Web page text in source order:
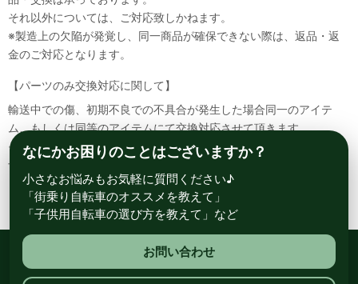
それ以外については、ご対応致しかねます。
※製造上の欠陥が発覚し、同一商品が確保できない際は、返品・返
金のご対応となります。
【パーツのみ交換対応に関して】
輸送中での傷、初期不良での不具合が発生した場合同一のアイテ
ム、もしくは同等のアイテムにて交換対応させて頂きます。
その場合該当部品を着払いにて返送して頂く必要が御座いますので
予めご了承ください。
総合自転車専門店 サイクルスポット ル・サイク
なにかお困りのことはございますか？
小さなお悩みもお気軽に質問ください♪
「街乗り自転車のオススメを教えて」
「子供用自転車の選び方を教えて」など
お問い合わせ